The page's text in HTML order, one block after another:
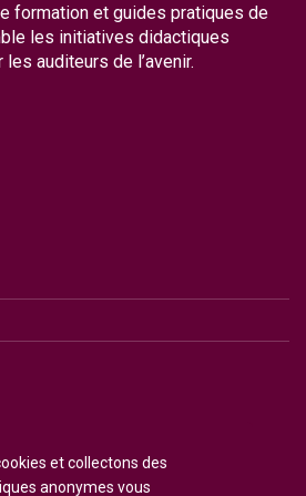
formation et guides pratiques de
les initiatives didactiques
auditeurs de l’avenir.
et collectons des
anonymes vous